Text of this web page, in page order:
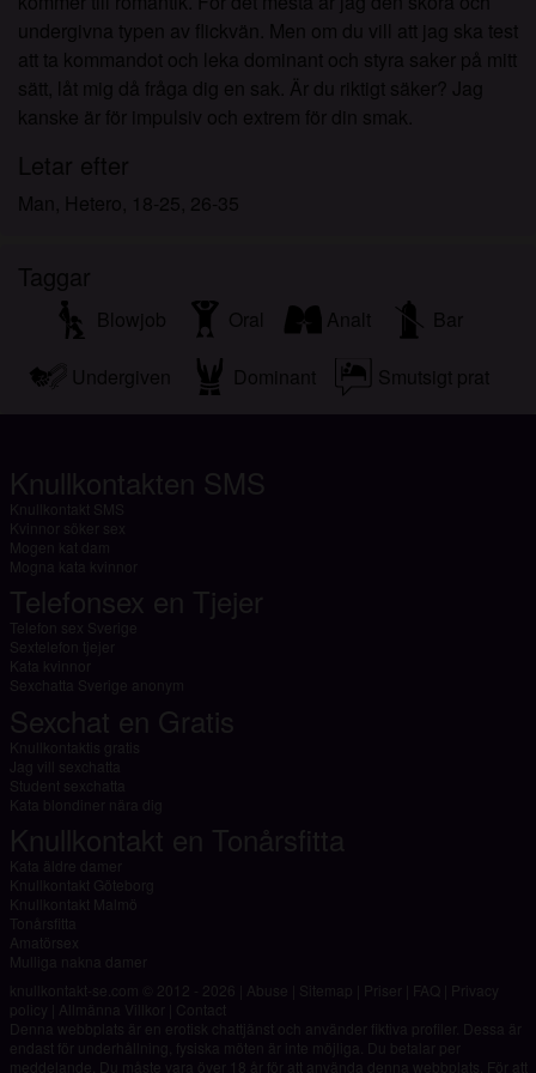
undergivna typen av flickvän. Men om du vill att jag ska test
att ta kommandot och leka dominant och styra saker på mitt
sätt, låt mig då fråga dig en sak. Är du riktigt säker? Jag
kanske är för impulsiv och extrem för din smak.
Letar efter
Man, Hetero, 18-25, 26-35
Taggar
Blowjob Oral Analt Bar
Undergiven Dominant Smutsigt prat
Knullkontakten SMS
Knullkontakt SMS
Kvinnor söker sex
Mogen kat dam
Mogna kata kvinnor
Telefonsex en Tjejer
Telefon sex Sverige
Sextelefon tjejer
Kata kvinnor
Sexchatta Sverige anonym
Sexchat en Gratis
Knullkontaktis gratis
Jag vill sexchatta
Student sexchatta
Kata blondiner nära dig
Knullkontakt en Tonårsfitta
Kata äldre damer
Knullkontakt Göteborg
Knullkontakt Malmö
Tonårsfitta
Amatörsex
Mulliga nakna damer
knullkontakt-se.com © 2012 - 2026
Abuse Sitemap Priser
Privacy
policy
Allmänna Villkor
Contact
Denna webbplats är en erotisk chattjänst och använder fiktiva profiler. Dessa är
endast för underhållning, fysiska möten är inte möjliga. Du betalar per
meddelande. Du måste vara över 18 år för att använda denna webbplats. För att